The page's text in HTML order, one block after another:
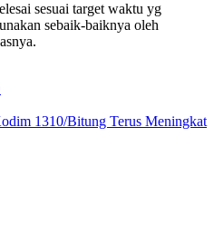
sesuai target waktu yg
sebaik-baiknya oleh
1310/Bitung Terus Meningkat